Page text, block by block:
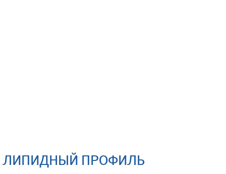
ЛИПИДНЫЙ ПРОФИЛЬ